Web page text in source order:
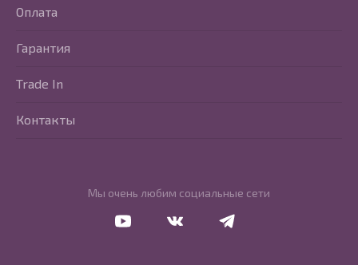
Мы очень любим социальные сети
Оплата
Гарантия
Trade In
Контакты